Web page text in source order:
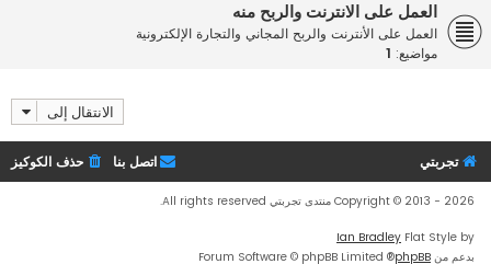
العمل على الانترنت والربح منه
العمل على الأنترنت والربح المجاني والتجارة الإلكترونية
مواضيع: 1
الانتقال إلى
تجربتي حذف الكوكيز اتصل بنا
Copyright © 2013 - 2026 منتدى تجربتي All rights reserved.
Flat Style by
Ian Bradley
بدعم من phpBB
® Forum Software © phpBB Limited